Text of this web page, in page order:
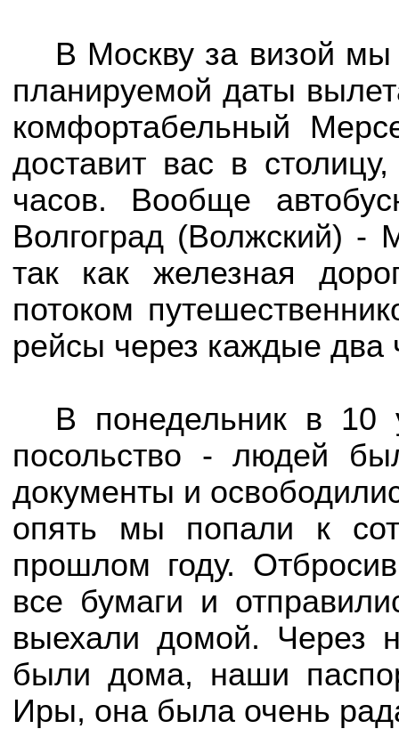
В Москву за визой мы
планируемой даты
комфортабельный
доставит вас в
часов. Вообще
Волгоград (Волжский) -
так как железная
потоком
рейсы через каждые два
В понедельник в
посольство - людей
документы и
опять мы попали к
прошлом году.
все бумаги и
выехали домой. Через
были дома, наши
Иры, она была очень